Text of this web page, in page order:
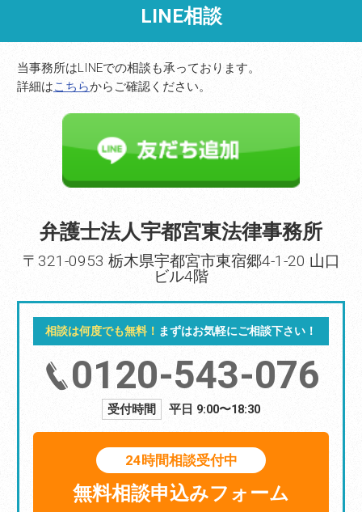
LINE相談
当事務所はLINEでの相談も承っております。
詳細はこちらからご確認ください。
弁護士法人宇都宮東法律事務所
〒321-0953 栃木県宇都宮市東宿郷4-1-20 山口
ビル4階
相談は何度でも無料！ まずはお気軽にご相談下さい！
0120-543-076
受付時間 平日 9:00〜18:30
24時間相談受付中
無料相談申込みフォーム